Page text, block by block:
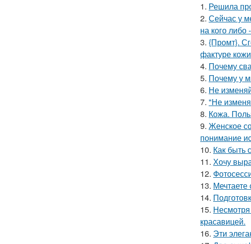
1. Решила
2. Сейчас у
на кого
3. {Промт}.
фактуре
4. Почему
5. Почему у
6. Не
7. "Не
8. Кожа.
9. Женское
понимание
10. Как быть
11. Хочу
12.
13.
14.
15. Несмотря
красавицей.
16. Эти